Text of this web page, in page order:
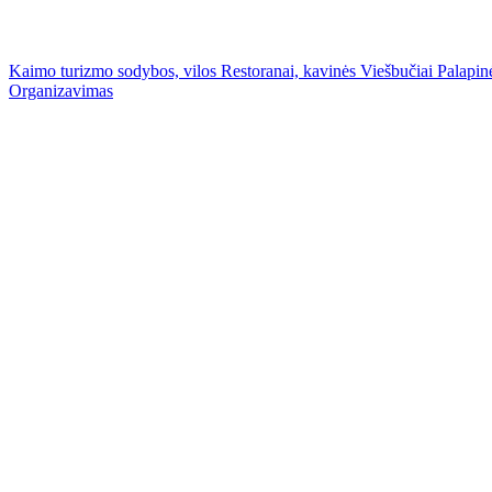
Kaimo turizmo sodybos, vilos Restoranai, kavinės Viešbučiai
Organizavimas